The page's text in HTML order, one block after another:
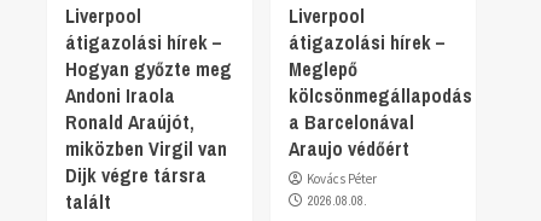
Liverpool
átigazolási hírek –
Hogyan győzte meg
Andoni Iraola
Ronald Araújót,
miközben Virgil van
Dijk végre társra
talált
Liverpool
átigazolási hírek –
Meglepő
kölcsönmegállapodás
a Barcelonával
Araujo védőért
Kovács Péter
2026.08.08.